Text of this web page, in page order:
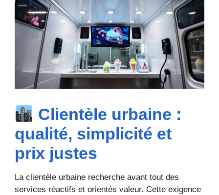
Clientèle urbaine :
qualité, simplicité et
prix justes
La clientèle urbaine recherche avant tout des
services réactifs et orientés valeur. Cette exigence